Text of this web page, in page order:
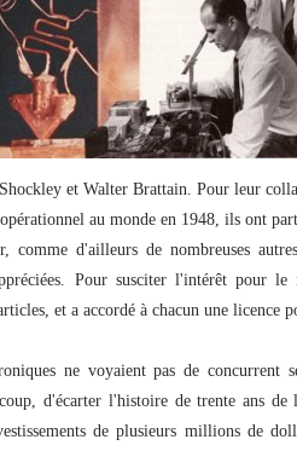
et Walter Brattain. Pour leur
au monde en 1948, ils ont
comme d'ailleurs de nombreuses
Pour susciter l'intérêt pour
et a accordé à chacun une licence
ne voyaient pas de concurrent
d'écarter l'histoire de trente ans de
de plusieurs millions de